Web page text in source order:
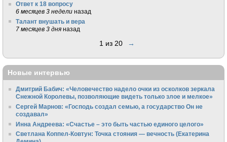
Ответ к 18 вопросу
6 месяцев 3 недели назад
Талант внушать и вера
7 месяцев 3 дня назад
1 из 20 →
Новые интервью
Дмитрий Бабич: «Человечество надело очки из осколков зеркала
Снежной Королевы, позволяющие видеть только злое и мелкое»
Сергей Марнов: «Господь создал семью, а государство Он не
создавал»
Инна Андреева: «Счастье – это быть частью единого целого»
Светлана Коппел-Ковтун: Точка стояния — вечность (Екатерина